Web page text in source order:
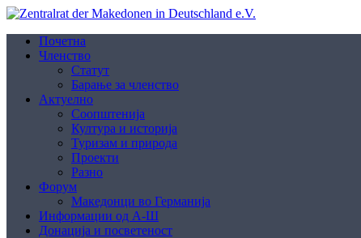
Почетна
Членство
Статут
Барање за членство
Aктуелно
Соопштенија
Култура и историја
Туризам и природа
Проекти
Разно
Форум
Македонци во Германија
Информации од А-Ш
Донација и посветеност